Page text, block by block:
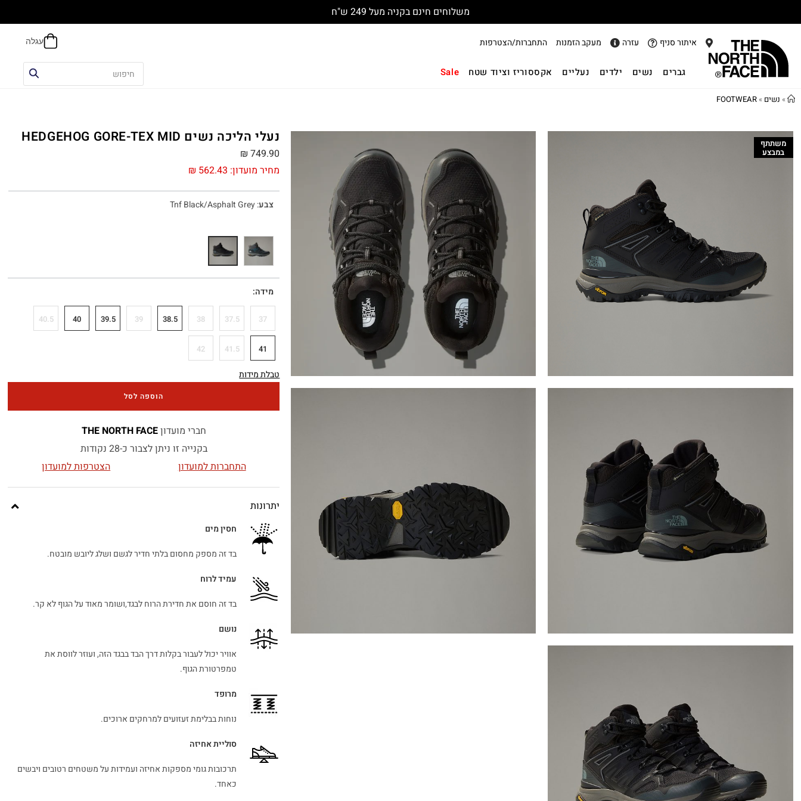
החלפות והחזרות חינם עם שליח
איתור סניף עזרה מעקב הזמנות התחברות/הצטרפות
גברים נשים ילדים נעליים אקססוריז וציוד שטח Sale
» נשים »
FOOTWEAR
משתתף
במבצע
נעלי הליכה נשים HEDGEHOG GORE-TEX MID
מחיר מועדון: ₪ 562.43
₪ 749.90
צבע:
Tnf Black/Asphalt Grey
מידה
37
37.5
38
38.5
39
39.5
40
40.5
41
41.5
42
טבלת מידות
הוספה לסל
חברי מועדוןTHE NORTH FACE
בקנייה זו ניתן לצבור כ-28 נקודות
התחברות למועדון
הצטרפות למועדון
יתרונות
חסין מים
בד זה מספק מחסום בלתי חדיר לגשם ושלג ליובש מובטח.
עמיד לרוח
בד זה חוסם את חדירת הרוח לבגד,ושומר מאוד על הגוף לא קר.
נושם
אוויר יכול לעבור בקלות דרך הבד בבגד הזה, ועוזר לווסת את
טמפרטורת הגוף.
מרופד
נוחות בבלימת זעזועים למרחקים ארוכים.
סוליית אחיזה
תרכובות גומי מספקות אחיזה ועמידות על משטחים רטובים ויבשים
כאחד.